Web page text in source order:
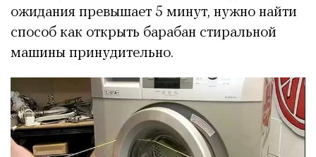
ожидания превышает 5 минут, нужно найти
способ как открыть барабан стиральной
машины принудительно.